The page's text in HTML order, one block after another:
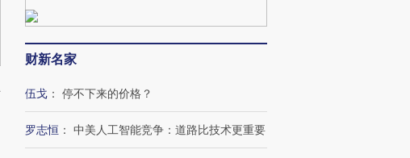
财新名家
伍戈 ： 停不下来的价格？
罗志恒 ： 中美人工智能竞争：道路比技术更重要